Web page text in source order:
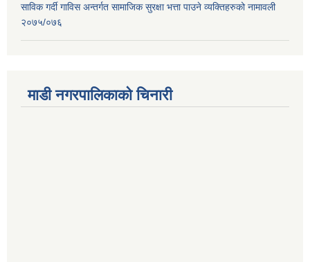
साविक गर्दी गाविस अन्तर्गत सामाजिक सुरक्षा भत्ता पाउने व्यक्तिहरुको नामावली
२०७५/०७६
माडी नगरपालिकाको चिनारी